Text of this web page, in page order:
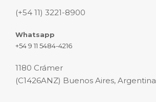
(+54 11) 3221-8900
Whatsapp
+54 9 11 5484-4216
1180 Crámer
(C1426ANZ) Buenos Aires, Argentina